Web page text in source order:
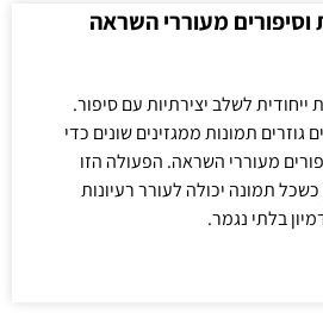
וסיפורים מעוררי השראה
ייחודית לשלב יצירתיות עם סיפור.
תמונות ממגזינים שונים כדי
מעוררי השראה. הפעולה הזו
תמונה יכולה לעורר רעיונות
בלתי נגמר.